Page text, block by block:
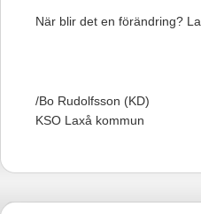
När blir det en förändring?
/Bo Rudolfsson (KD)
KSO Laxå kommun